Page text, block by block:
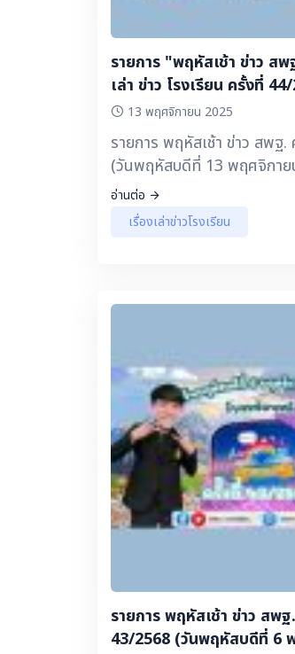
รายการ "พฤหัสเช้า ข่าว ส
เล่า ข่าว โรงเรียน ครั้งที่
พฤศจิกายน 2568
13 พฤศจิกายน 2025
รายการ พฤหัสเช้า ข่าว สพฐ
(วันพฤหัสบดีที่ 13 พฤศจิกาย
เรื่องเล่า ข่าวโรงเรียน 🔽 ▶️ การประกวดสื่อ
สร้างสรรค์ส่งเสริมภาพลักษ
ซ่ง สพป.มุกดาหาร ▶️ โครงการส่งเสริมนิสัยรัก
ประสบการณ์การอ่าน โรงเรีย
สพป.ชุมพร เขต 1 ▶️ แผนเผชิญเหตุโรงเรียน
เกาะโพธิ์ถ้วยงามวิทยา จังหวั
สพม.ชลบุรี ระยอง ▶️ เรื่องเล่า ข่าวนักเรียน :
เด็กไทยไม่กินหวาน โรงเรียน
สพป.สระบุรี เขต 2
อ่านต่อ
เรื่องเล่าข่าวโรงเรียน
รายการ พฤหัสเช้า ข่าว สพ
43/2568 (วันพฤหัสบดีที่ 6